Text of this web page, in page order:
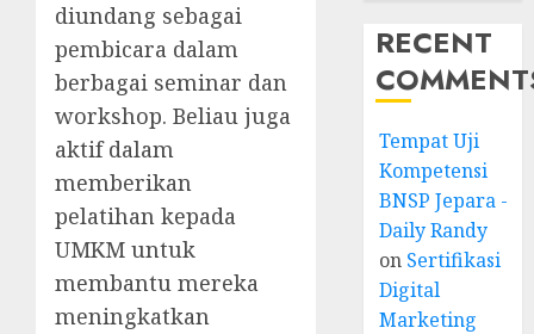
diundang sebagai
pembicara dalam
berbagai seminar dan
workshop. Beliau juga
aktif dalam
memberikan
pelatihan kepada
UMKM untuk
membantu mereka
meningkatkan
RECENT
Tempat Uji
Kompetensi
BNSP Jepara -
Daily Randy
on Sertifikasi
Digital
Marketing